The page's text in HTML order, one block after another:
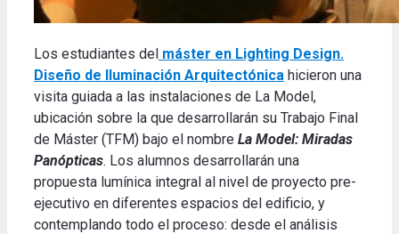
Los estudiantes del máster en Lighting Design.
Diseño de Iluminación Arquitectónica hicieron una
visita guiada a las instalaciones de La Model,
ubicación sobre la que desarrollarán su Trabajo Final
de Máster (TFM) bajo el nombre La Model: Miradas
Panópticas. Los alumnos desarrollarán una
propuesta lumínica integral al nivel de proyecto pre-
ejecutivo en diferentes espacios del edificio, y
contemplando todo el proceso: desde el análisis